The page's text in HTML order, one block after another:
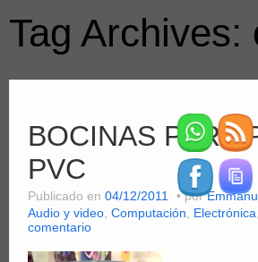
Privacidad
Clientes
Computación
MiniSFX
Tag Archives:
BOCINAS PARA
PVC
Publicado en 04/12/2011 por
Audio y video Computación Electrónica
comentario